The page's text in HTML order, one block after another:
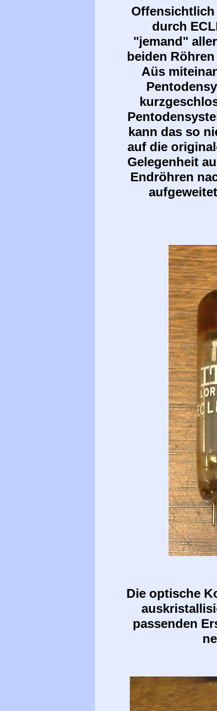
Offensichtlich
durch
"jemand"
beiden
Aüs
kann das so
auf die
Gelegenheit
Endröhren
Die optische
passenden